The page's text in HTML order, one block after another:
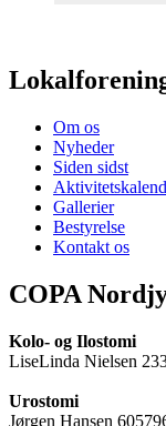
Om os
Nyheder
Siden sidst
Gallerier
Bestyrelse
Kontakt os
COPA
Kolo- og Ilostomi
LiseLinda Nielsen
Urostomi
Jørgen Hansen